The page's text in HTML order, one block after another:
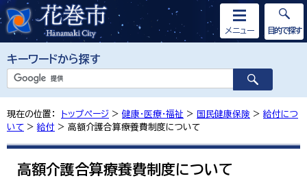
キーワードから探す
メニュー 目的で探す
現在の位置： トップページ > 健康・医療・福祉 > 国民健康保険 > 給付につ
いて > 給付 > 高額介護合算療養費制度について
高額介護合算療養費制度について